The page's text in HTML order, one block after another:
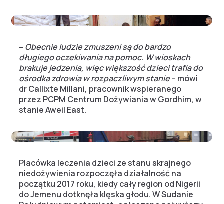
– Obecnie ludzie zmuszeni są do bardzo
długiego oczekiwania na pomoc. W wioskach
brakuje jedzenia, więc większość dzieci trafia do
ośrodka zdrowia w rozpaczliwym stanie– mówi
dr Callixte Millani, pracownik wspieranego
przez PCPM Centrum Dożywiania w Gordhim, w
stanie Aweil East.
Placówka leczenia dzieci ze stanu skrajnego
niedożywienia rozpoczęła działalność na
początku 2017 roku, kiedy cały region od Nigerii
do Jemenu dotknęła klęska głodu. W Sudanie